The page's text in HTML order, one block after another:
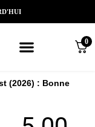
0
(2026) : Bonne